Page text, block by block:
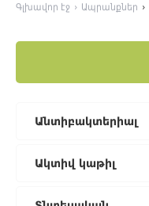
Գլխավոր էջ › Ապրանքներ ›
Անտիբակտերիալ
Ակտիվ կաթիլ